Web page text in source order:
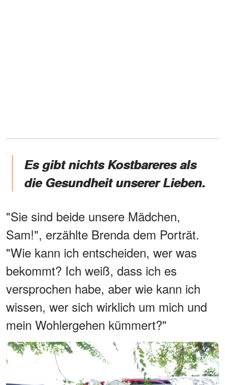
Es gibt nichts Kostbareres als
die Gesundheit unserer Lieben.
"Sie sind beide unsere Mädchen,
Sam!", erzählte Brenda dem Porträt.
"Wie kann ich entscheiden, wer was
bekommt? Ich weiß, dass ich es
versprochen habe, aber wie kann ich
wissen, wer sich wirklich um mich und
mein Wohlergehen kümmert?"